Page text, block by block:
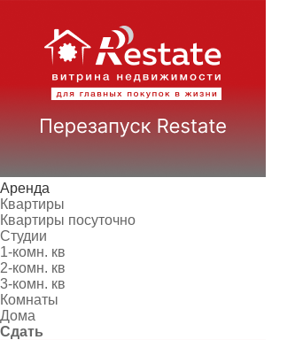
Аренда
Квартиры
Квартиры посуточно
Студии
1-комн. кв
2-комн. кв
3-комн. кв
Комнаты
Дома
Сдать